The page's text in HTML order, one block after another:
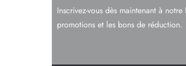
Inscrivez-vous dès maintenant à
promotions et les bons de réduction.